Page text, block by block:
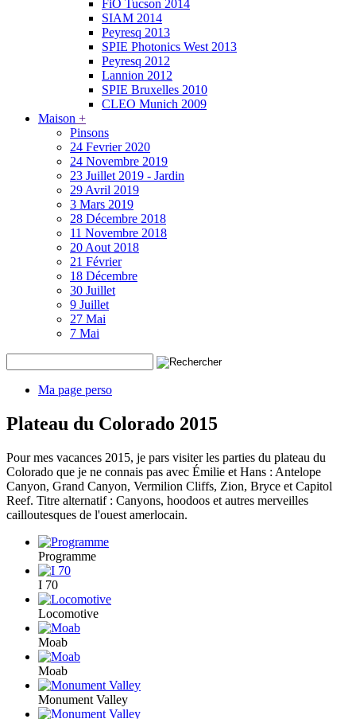
FiO Tucson 2014
SIAM 2014
Peyresq 2013
SPIE Photonics West 2013
Peyresq 2012
Lannion 2012
SPIE Bruxelles 2010
CLEO Munich 2009
Maison +
Pinsons
24 Fevrier 2020
24 Novembre 2019
23 Juillet 2019 - Jardin
29 Avril 2019
3 Mars 2019
28 Décembre 2018
11 Novembre 2018
20 Aout 2018
21 Février
18 Décembre
30 Juillet
9 Juillet
27 Mai
7 Mai
Ma page perso
Plateau du Colorado 2015
Pour mes vacances 2015, je pars visiter les parties du plateau du
Colorado que je ne connais pas avec Émilie et Hans : Antelope
Canyon, Grand Canyon, Vermilion Cliffs, Zion, Bryce et Capitol
Reef. Titre alternatif : Canyons, hoodoos et autres merveilles
cailloutesques de l'ouest amerlocain.
Programme
I 70
Locomotive
Moab
Moab
Monument Valley